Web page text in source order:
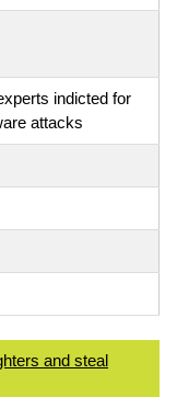
indicted for
attacks
and steal